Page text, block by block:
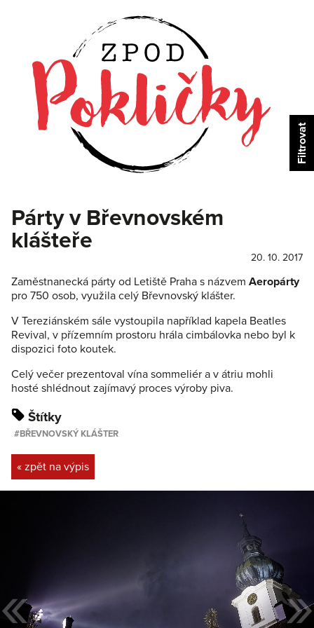
Párty v Břevnovském
klášteře
20. 10. 2017
Zaměstnanecká párty od Letiště Praha s názvem Aeropárty
pro 750 osob, využila celý Břevnovský klášter.
V Tereziánském sále vystoupila například kapela Beatles
Revival, v přízemním prostoru hrála cimbálovka nebo byl k
dispozici foto koutek.
Celý večer prezentoval vína sommeliér a v átriu mohli
hosté shlédnout zajímavý proces výroby piva.
Štítky
BŘEVNOVSKÝ KLÁŠTER
« zpět na výpis
« »